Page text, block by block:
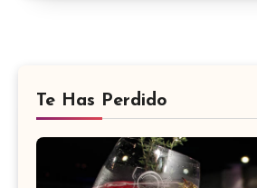
Te Has Perdido